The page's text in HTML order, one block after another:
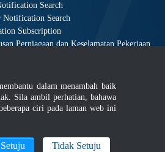
Search
Notification Search
Subscription
Perniagaan dan Keselamatan Pekerjaan
dalam menambah baik
Sila ambil perhatian, bahawa
ciri pada laman web ini
Setuju Tidak Setuju